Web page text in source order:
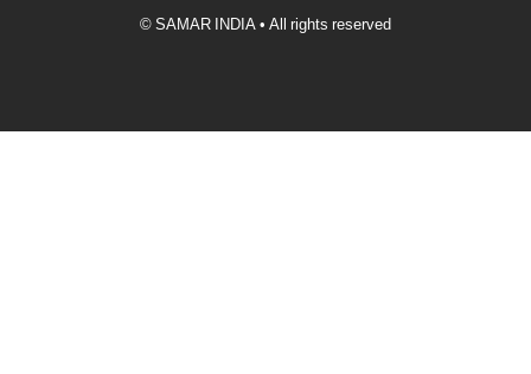
© SAMAR INDIA • All rights reserved